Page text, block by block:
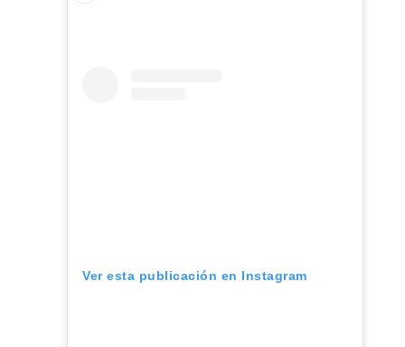
Ver esta publicación en Instagram